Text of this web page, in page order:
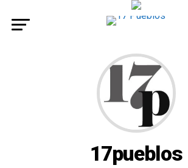
17pueblos